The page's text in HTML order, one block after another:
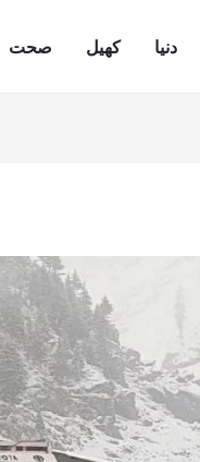
دنیا کھیل صحت